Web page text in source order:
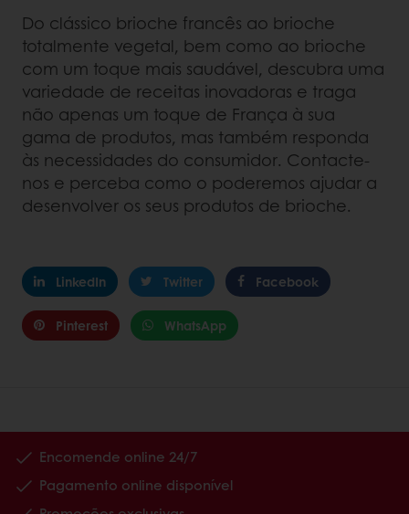
Do clássico brioche francês ao brioche
totalmente vegetal, bem como ao brioche
com um toque mais saudável, descubra uma
variedade de receitas inovadoras e traga
não apenas um toque de França à sua
gama de produtos, mas também responda
às necessidades do consumidor. Contacte-
nos e perceba como o poderemos ajudar a
desenvolver os seus produtos de brioche.
LinkedIn Twitter Facebook
Pinterest WhatsApp
Encomende online 24/7
Pagamento online disponível